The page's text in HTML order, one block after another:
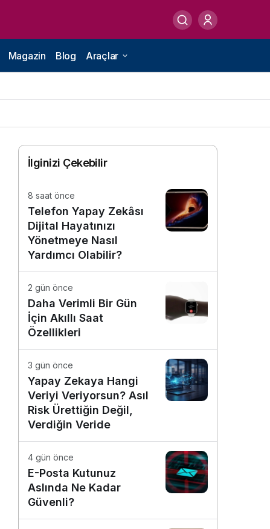
Magazin Blog Araçlar
İlginizi Çekebilir
8 saat önce
Telefon Yapay Zekâsı
Dijital Hayatınızı
Yönetmeye Nasıl
Yardımcı Olabilir?
2 gün önce
Daha Verimli Bir Gün
İçin Akıllı Saat
Özellikleri
3 gün önce
Yapay Zekaya Hangi
Veriyi Veriyorsun? Asıl
Risk Ürettiğin Değil,
Verdiğin Veride
4 gün önce
E-Posta Kutunuz
Aslında Ne Kadar
Güvenli?